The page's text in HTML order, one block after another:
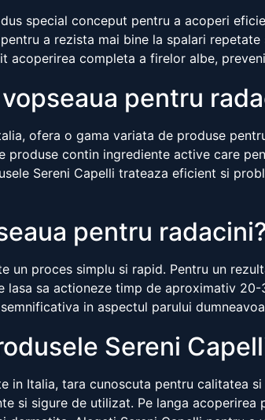
special conceput pentru a acoperi
a rezista mai bine la spalari
acoperirea completa a firelor albe,
pentru
ofera o gama variata de produse
produse contin ingrediente active care
Sereni Capelli trateaza eficient si
pentru
un proces simplu si rapid. Pentru un
lasa sa actioneze timp de aproximativ
in aspectul parului
Sereni
in Italia, tara cunoscuta pentru
si sigure de utilizat. Pe langa